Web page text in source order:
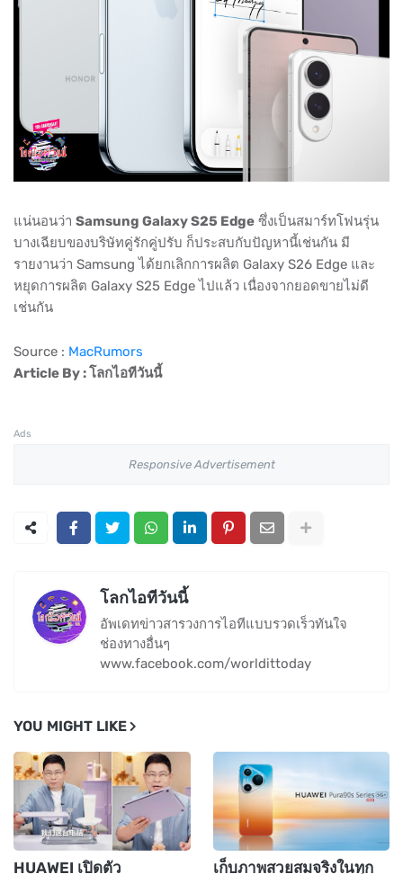
แน่นอนว่า Samsung Galaxy S25 Edge ซึ่งเป็นสมาร์ทโฟนรุ่น
บางเฉียบของบริษัทคู่รักคู่ปรับ ก็ประสบกับปัญหานี้เช่นกัน มี
รายงานว่า Samsung ได้ยกเลิกการผลิต Galaxy S26 Edge และ
หยุดการผลิต Galaxy S25 Edge ไปแล้ว เนื่องจากยอดขายไม่ดี
เช่นกัน
Source : MacRumors
Article By : โลกไอทีวันนี้
Ads
Responsive Advertisement
โลกไอทีวันนี้
อัพเดทข่าวสารวงการไอทีแบบรวดเร็วทันใจ
ช่องทางอื่นๆ
www.facebook.com/worldittoday
YOU MIGHT LIKE
HUAWEI เปิดตัว
เก็บภาพสวยสมจริงในทุก